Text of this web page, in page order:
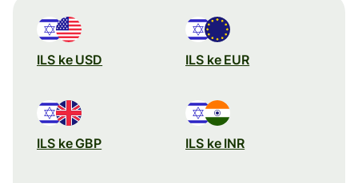
ILS ke USD ILS ke EUR
ILS ke GBP ILS ke INR